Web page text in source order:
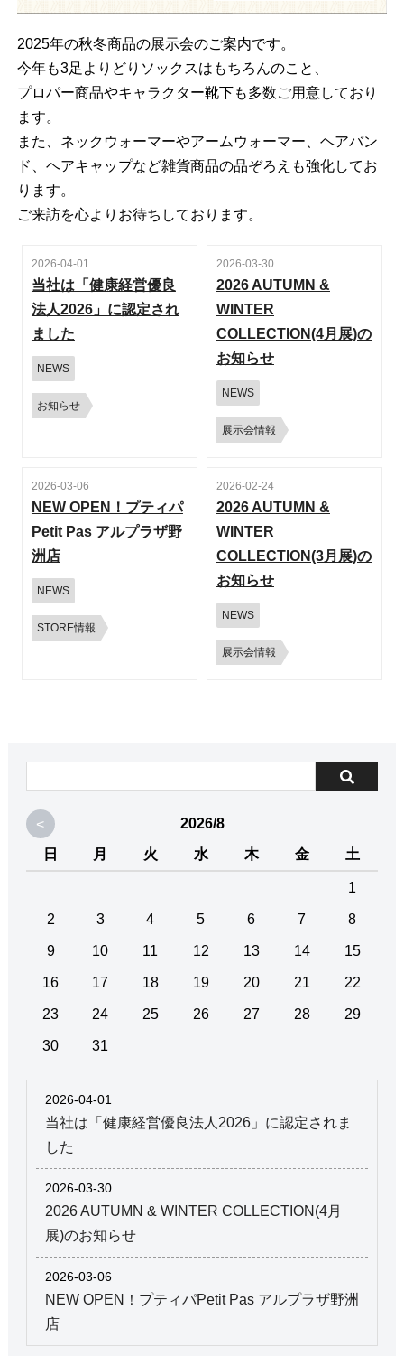
2025年の秋冬商品の展示会のご案内です。
今年も3足よりどりソックスはもちろんのこと、
プロパー商品やキャラクター靴下も多数ご用意しており
ます。
また、ネックウォーマーやアームウォーマー、ヘアバン
ド、ヘアキャップなど雑貨商品の品ぞろえも強化してお
ります。
ご来訪を心よりお待ちしております。
2026-04-01
当社は「健康経営優良
法人2026」に認定され
ました
NEWS
お知らせ
2026-03-30
2026 AUTUMN &
WINTER
COLLECTION(4月展)の
お知らせ
NEWS
展示会情報
2026-03-06
NEW OPEN！プティパ
Petit Pas アルプラザ野
洲店
NEWS
STORE情報
2026-02-24
2026 AUTUMN &
WINTER
COLLECTION(3月展)の
お知らせ
NEWS
展示会情報
<
2026/8
日
月 火 水 木 金 土
1
2 3 4 5 6 7 8
9 10 11 12 13 14 15
16 17 18 19 20 21 22
23 24 25 26 27 28 29
30 31
2026-04-01
当社は「健康経営優良法人2026」に認定されま
した
2026-03-30
2026 AUTUMN & WINTER COLLECTION(4月
展)のお知らせ
2026-03-06
NEW OPEN！プティパPetit Pas アルプラザ野洲
店